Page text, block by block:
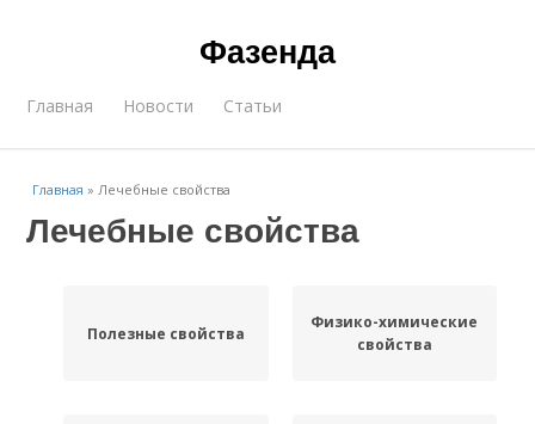
Фазенда
Главная Новости Статьи
Главная »Лечебные свойства
Лечебные свойства
Полезные свойства
Физико-химические
свойства